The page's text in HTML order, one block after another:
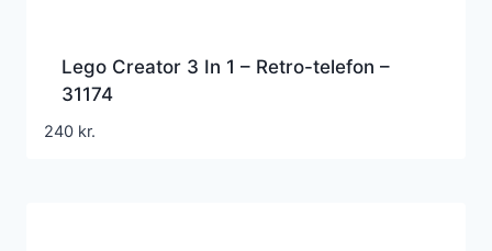
Lego Creator 3 In 1 – Retro-telefon –
31174
240 kr.